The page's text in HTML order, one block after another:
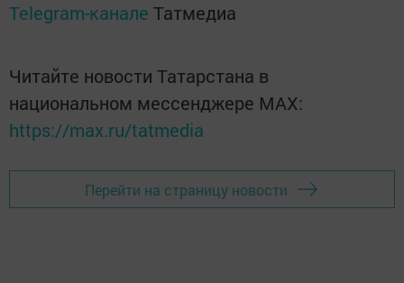
Telegram-канале Татмедиа
Читайте новости Татарстана в
национальном мессенджере MАХ:
https://max.ru/tatmedia
Перейти на страницу новости